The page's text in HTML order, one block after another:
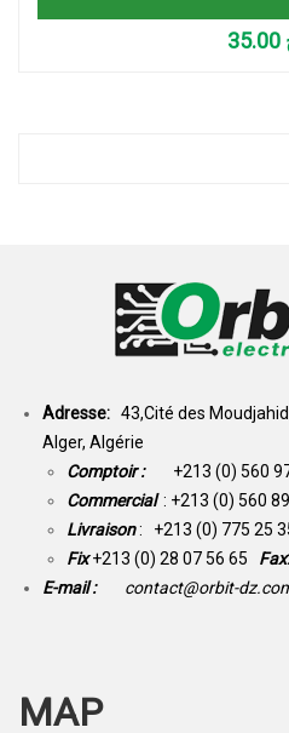
Adresse: 43,Cité des
Alger, Algérie
Comptoir : +213 (0) 560
Commercial : +213 (0) 560
Livraison: +213 (0) 775 25
Fix +213 (0) 28 07 56 65 Fax
E-mail :
contact@orbit-
MAP